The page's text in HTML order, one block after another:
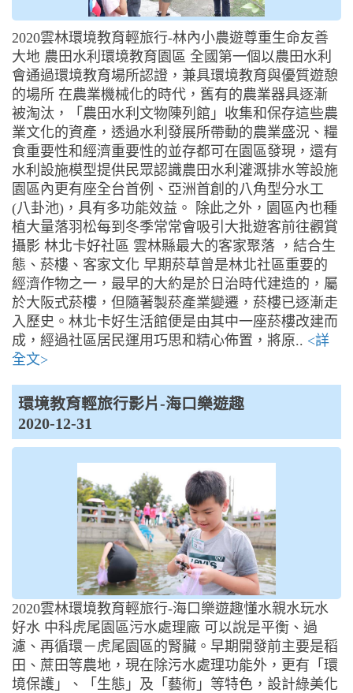
2020雲林環境教育輕旅行-林內小農遊尊重生命友善
大地 農田水利環境教育園區 全國第一個以農田水利
會通過環境教育場所認證，兼具環境教育與優質遊憩
的場所 在農業機械化的時代，舊有的農業器具逐漸
被淘汰，「農田水利文物陳列館」收集和保存這些農
業文化的資產，透過水利發展所帶動的農業盛況、糧
食重要性和經濟重要性的並存都可在園區發現，還有
水利設施模型提供民眾認識農田水利灌溉排水等設施
園區內更有座全台首例、亞洲首創的八角型分水工
(八卦池)，具有多功能效益。 除此之外，園區內也種
植大量落羽松每到冬季常常會吸引大批遊客前往觀賞
攝影 林北卡好社區 雲林縣最大的客家聚落 ，結合生
態、菸樓、客家文化 早期菸草曾是林北社區重要的
經濟作物之一，最早的大約是於日治時代建造的，屬
於大阪式菸樓，但隨著製菸產業變遷，菸樓已逐漸走
入歷史。林北卡好生活館便是由其中一座菸樓改建而
成，經過社區居民運用巧思和精心佈置，將原.. <詳
全文>
環境教育輕旅行影片-海口樂遊趣
2020-12-31
2020雲林環境教育輕旅行-海口樂遊趣懂水親水玩水
好水 中科虎尾園區污水處理廠 可以說是平衡、過
濾、再循環－虎尾園區的腎臟。早期開發前主要是稻
田、蔗田等農地，現在除污水處理功能外，更有「環
境保護」、「生態」及「藝術」等特色，設計綠美化